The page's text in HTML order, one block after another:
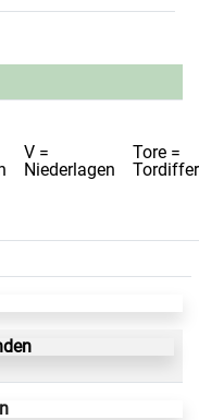
V =
Niederlagen
Tore =